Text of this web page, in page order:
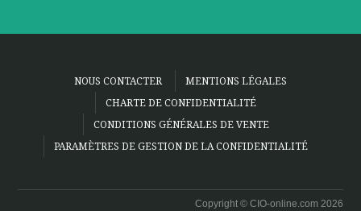
NOUS CONTACTER
MENTIONS LÉGALES
CHARTE DE CONFIDENTIALITÉ
CONDITIONS GÉNÉRALES DE VENTE
PARAMÈTRES DE GESTION DE LA CONFIDENTIALITÉ
Copyright © CIO-online.com 2026